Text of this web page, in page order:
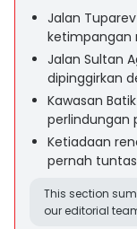
Jalan
ketimpangan
Jalan Sultan
dipinggirkan
Kawasan
perlindungan
Ketiadaan
pernah tuntas
This section
our editorial